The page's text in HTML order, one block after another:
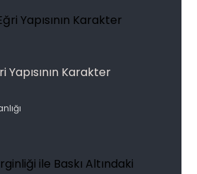
Yapısının Karakter